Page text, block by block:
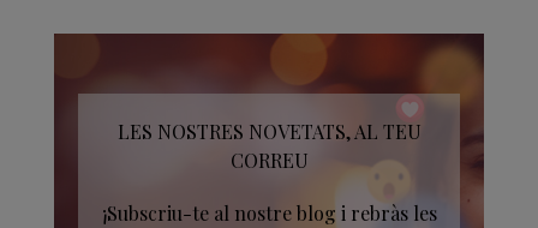
LES NOSTRES NOVETATS, AL TEU
CORREU
¡Subscriu-te al nostre blog i rebràs les